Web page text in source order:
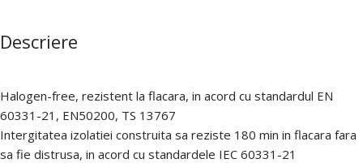
Descriere
Halogen-free, rezistent la flacara, in acord cu standardul EN
60331-21, EN50200, TS 13767
Intergitatea izolatiei construita sa reziste 180 min in flacara fara
sa fie distrusa, in acord cu standardele IEC 60331-21